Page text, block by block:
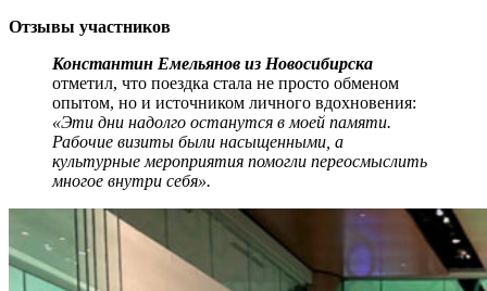
Отзывы участников
Константин Емельянов из Новосибирска
отметил, что поездка стала не просто обменом
опытом, но и источником личного вдохновения:
«Эти дни надолго останутся в моей памяти.
Рабочие визиты были насыщенными, а
культурные мероприятия помогли переосмыслить
многое внутри себя».